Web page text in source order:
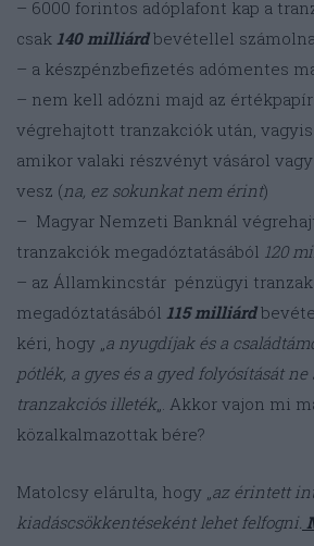
– 6000 forintos adóplafont kap a
csak 140 milliárdbevétellel
– a készpénzbefizetés adómentes
– nem kell adózni majd az
végrehajtott tranzakciók után,
amikor valaki részvényt vásárol
vesz (na, ez sokunkat nem érint)
– Magyar Nemzeti Banknál
tranzakciók megadóztatásából 120
– az Államkincstár pénzügyi
megadóztatásából 115 milliárd
kéri, hogy „a nyugdíjak és a
pótlék, a gyes és a gyed folyósítását
tranzakciós illeték„. Akkor vajon mi
közalkalmazottak bére?
Matolcsy elárulta, hogy „az érintett
kiadáscsökkentéseként lehet felfogni.